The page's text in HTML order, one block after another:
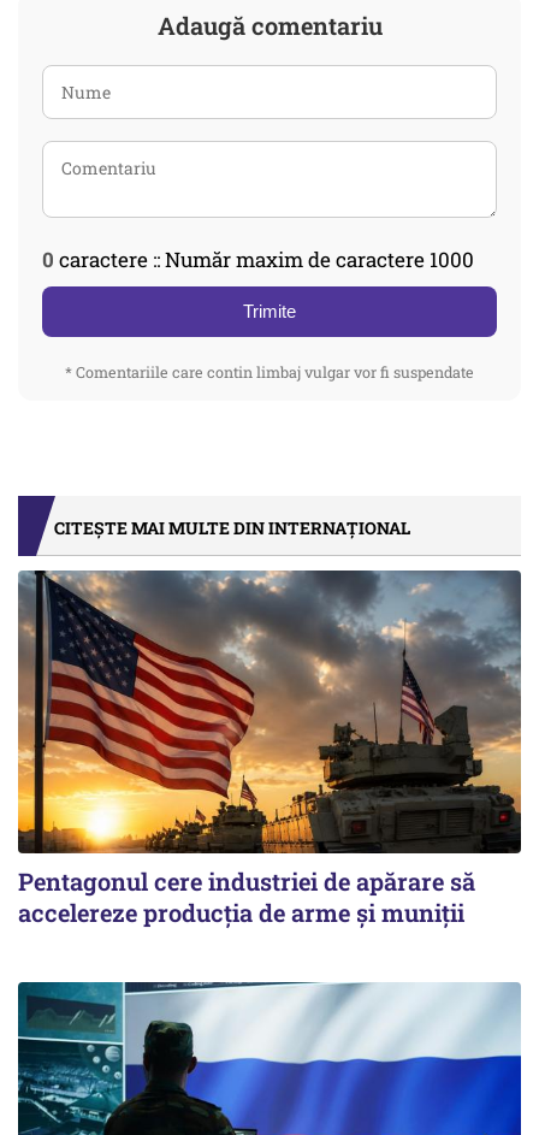
Adaugă comentariu
0 caractere :: Număr maxim de caractere 1000
Trimite
* Comentariile care contin limbaj vulgar vor fi suspendate
CITEȘTE MAI MULTE DIN INTERNAȚIONAL
Pentagonul cere industriei de apărare să
accelereze producția de arme și muniții